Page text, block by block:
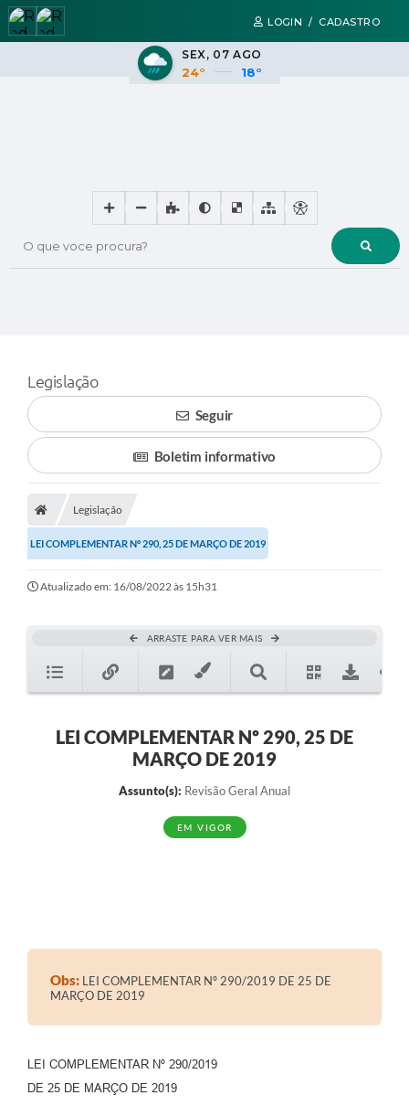
LOGIN / CADASTRO
O que voce procura?
SEX 07 AGO
24° 18°
Legislação
Seguir
Boletim informativo
Legislação
LEI COMPLEMENTAR Nº 290, 25 DE MARÇO DE 2019
Atualizado em: 16/08/2022 às 15h31
ARRASTE PARA VER MAIS
LEI COMPLEMENTAR Nº 290, 25 DE
MARÇO DE 2019
Assunto(s): Revisão Geral Anual
EM VIGOR
Obs: LEI COMPLEMENTAR Nº 290/2019 DE 25 DE
MARÇO DE 2019
LEI COMPLEMENTAR Nº 290/2019
DE 25 DE MARÇO DE 2019